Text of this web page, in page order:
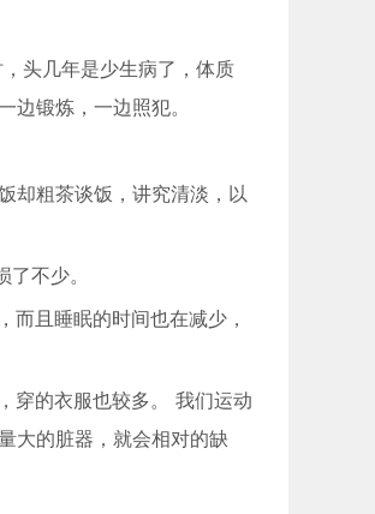
头几年是少生病了，体质
锻炼，一边照犯。
却粗茶谈饭，讲究清淡，以
不少。
且睡眠的时间也在减少，
穿的衣服也较多。 我们运动
大的脏器，就会相对的缺